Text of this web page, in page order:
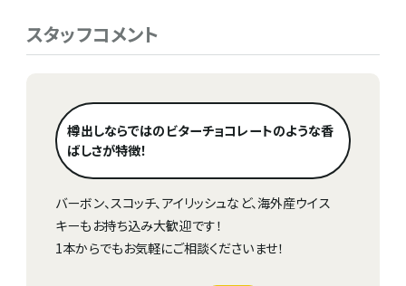
スタッフコメント
樽出しならではのビターチョコレートのような香
ばしさが特徴！
バーボン、スコッチ、アイリッシュなど、海外産ウイス
キーもお持ち込み大歓迎です！
1本からでもお気軽にご相談くださいませ！